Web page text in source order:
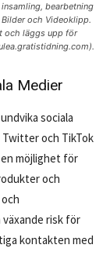
bearbetning
och Videoklipp.
och läggs upp för
Medier
sociala
och TikTok
möjlighet för
och
risk för
kontakten med